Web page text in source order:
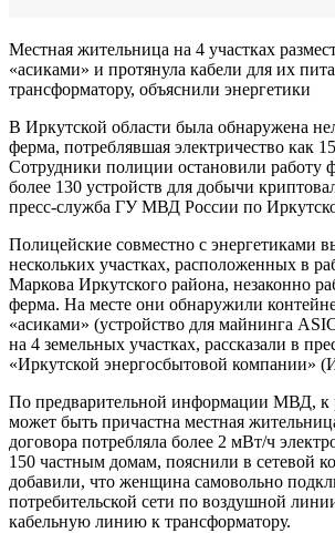
Местная жительница на 4 участках
«асиками» и протянула кабели для их
трансформатору, объяснили энергетики
В Иркутской области была обнаружена
ферма, потреблявшая электричество как
Сотрудники полиции остановили работу
более 130 устройств для добычи
пресс-служба ГУ МВД России по
Полицейские совместно с энергетиками
нескольких участках, расположенных в
Маркова Иркутского района, незаконно
ферма. На месте они обнаружили
«асиками» (устройство для майнинга
на 4 земельных участках, рассказали в
«Иркутской энергосбытовой компании»
По предварительной информации МВД, к
может быть причастна местная
договора потребляла более 2 мВт/ч
150 частным домам, пояснили в сетевой
добавили, что женщина самовольно
потребительской сети по воздушной
кабельную линию к трансформатору.